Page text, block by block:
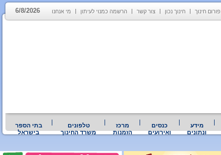
פורום חינוך חינוך נכון צור קשר הרשמה כמנוי לעיתון מי אנחנו 6/8/2026
מידע
ונתונים
כנסים
ואירועים
מרכז
הזמנות
טלפונים
משרד החינוך
בתי הספר
בישראל